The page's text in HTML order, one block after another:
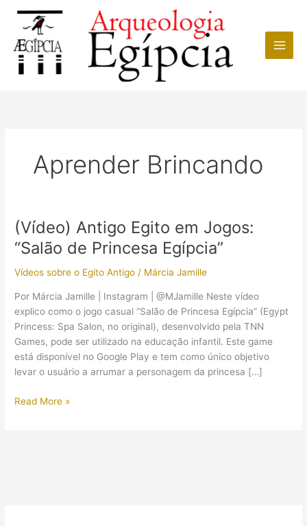
conteúdo
Aprender Brincando
(Vídeo) Antigo Egito em Jogos:
“Salão de Princesa Egípcia”
Vídeos sobre o Egito Antigo / Márcia Jamille
Por Márcia Jamille | Instagram | @MJamille Neste vídeo
explico como o jogo casual “Salão de Princesa Egípcia” (Egypt
Princess: Spa Salon, no original), desenvolvido pela TNN
Games, pode ser utilizado na educação infantil. Este game
está disponível no Google Play e tem como único objetivo
levar o usuário a arrumar a personagem da princesa […]
(Vídeo)
Read More »